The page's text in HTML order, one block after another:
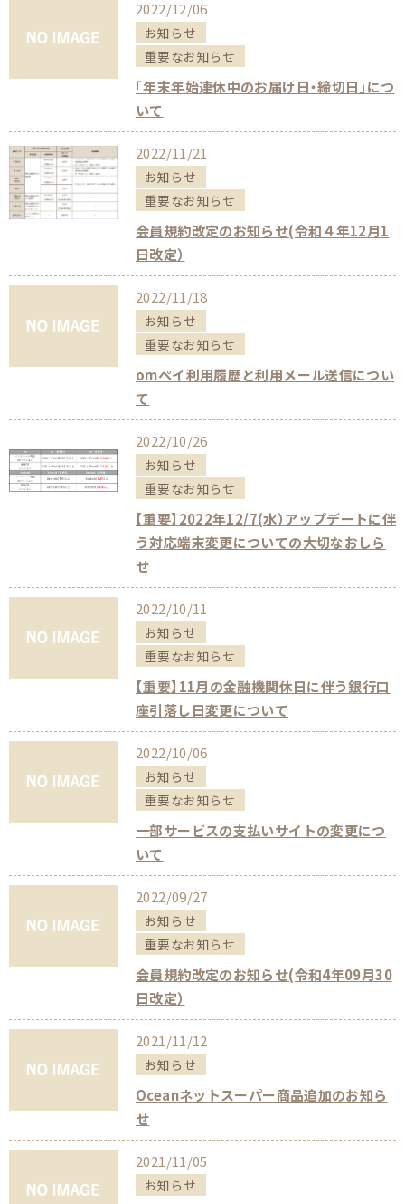
2022/12/06
お知らせ
重要なお知らせ
「年末年始連休中のお届け日・締切日」につ
いて
2022/11/21
お知らせ
重要なお知らせ
会員規約改定のお知らせ(令和４年12月1
日改定）
2022/11/18
お知らせ
重要なお知らせ
omペイ利用履歴と利用メール送信につい
て
2022/10/26
お知らせ
重要なお知らせ
【重要】2022年12/7(水）アップデートに伴
う対応端末変更についての大切なおしら
せ
2022/10/11
お知らせ
重要なお知らせ
【重要】11月の金融機関休日に伴う銀行口
座引落し日変更について
2022/10/06
お知らせ
重要なお知らせ
一部サービスの支払いサイトの変更につ
いて
2022/09/27
お知らせ
重要なお知らせ
会員規約改定のお知らせ(令和4年09月30
日改定）
2021/11/12
お知らせ
Oceanネットスーパー商品追加のお知ら
せ
2021/11/05
お知らせ